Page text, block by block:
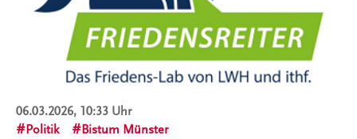
06.03.2026, 10:33 Uhr
Politik
Bistum Münster